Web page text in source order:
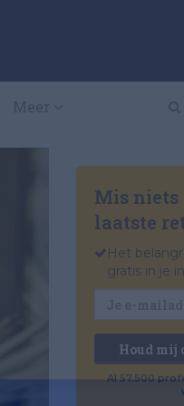
Meer
Mis niets
laatste
Het
gratis in je
Houd mij
Al 57.500